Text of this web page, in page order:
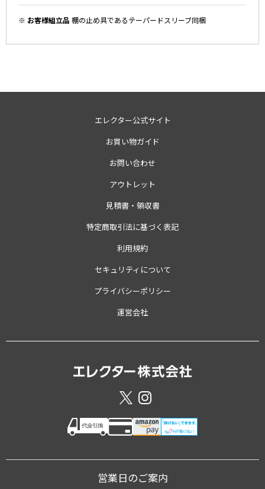
※ お客様組立品 棚の止め具であるテーパードスリーブ同梱
エレクター公式サイト
お買い物ガイド
お問い合わせ
アウトレット
見積書・領収書
特定商取引法に基づく表記
利用規約
セキュリティについて
プライバシーポリシー
運営会社
営業日のご案内